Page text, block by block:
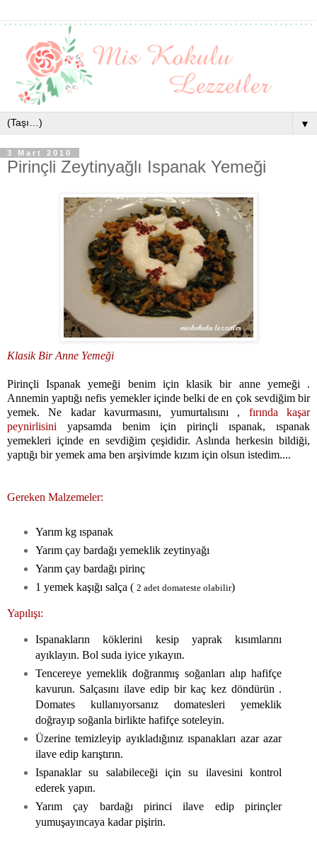
▼
3 Mart 2010
Pirinçli Zeytinyağlı Ispanak Yemeği
Klasik Bir Anne Yemeği
Pirinçli Ispanak yemeği benim için klasik bir anne yemeği .
Annemin yaptığı nefis yemekler içinde belki de en çok sevdiğim bir
yemek. Ne kadar kavurmasını, yumurtalısını , fırında kaşar
peynirlisini yapsamda benim için pirinçli ıspanak, ıspanak
yemekleri içinde en sevdiğim çeşididir. Aslında herkesin bildiği,
yaptığı bir yemek ama ben arşivimde kızım için olsun istedim....
Gereken Malzemeler:
Yarım kg ıspanak
Yarım çay bardağı yemeklik zeytinyağı
Yarım çay bardağı pirinç
1 yemek kaşığı salça ( 2 adet domateste olabilir)
Yapılışı:
Ispanakların köklerini kesip yaprak kısımlarını
ayıklayın. Bol suda iyice yıkayın.
Tencereye yemeklik doğranmış soğanları alıp hafifçe
kavurun. Salçasını ilave edip bir kaç kez döndürün .
Domates kullanıyorsanız domatesleri yemeklik
doğrayıp soğanla birlikte hafifçe soteleyin.
Üzerine temizleyip ayıkladığınız ıspanakları azar azar
ilave edip karıştırın.
Ispanaklar su salabileceği için su ilavesini kontrol
ederek yapın.
Yarım çay bardağı pirinci ilave edip pirinçler
yumuşayıncaya kadar pişirin.